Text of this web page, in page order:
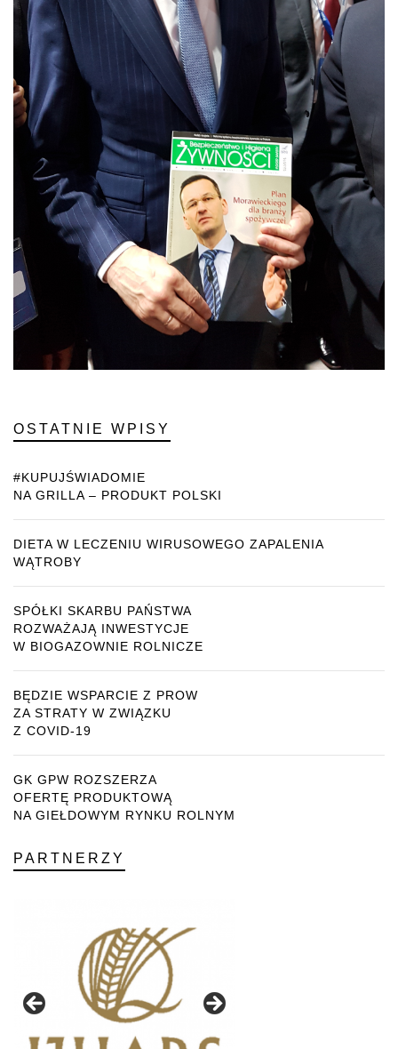
OSTATNIE WPISY
#KUPUJŚWIADOMIE
NA GRILLA – PRODUKT POLSKI
DIETA W LECZENIU WIRUSOWEGO ZAPALENIA
WĄTROBY
SPÓŁKI SKARBU PAŃSTWA
ROZWAŻAJĄ INWESTYCJE
W BIOGAZOWNIE ROLNICZE
BĘDZIE WSPARCIE Z PROW
ZA STRATY W ZWIĄZKU
Z COVID-19
GK GPW ROZSZERZA
OFERTĘ PRODUKTOWĄ
NA GIEŁDOWYM RYNKU ROLNYM
PARTNERZY